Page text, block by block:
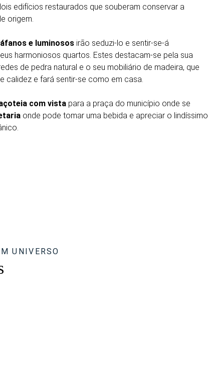
edifícios restaurados que souberam conservar a
origem.
e luminosos irão seduzi-lo e sentir-se-á
harmoniosos quartos. Estes destacam-se pela sua
de pedra natural e o seu mobiliário de madeira, que
calidez e fará sentir-se como em casa.
com vista para a praça do município onde se
onde pode tomar uma bebida e apreciar o lindíssimo
UNIVERSO